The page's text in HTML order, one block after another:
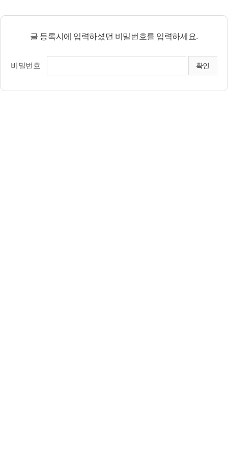
글 등록시에 입력하셨던 비밀번호를 입력하세요.
비밀번호